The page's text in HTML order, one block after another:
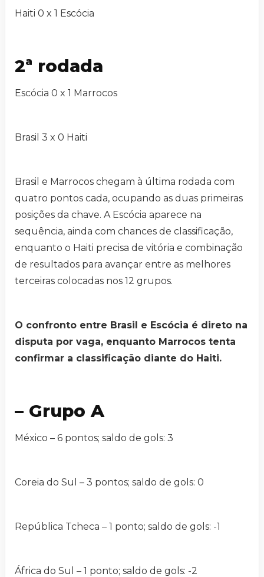
Haiti 0 x 1 Escócia
2ª rodada
Escócia 0 x 1 Marrocos
Brasil 3 x 0 Haiti
Brasil e Marrocos chegam à última rodada com
quatro pontos cada, ocupando as duas primeiras
posições da chave. A Escócia aparece na
sequência, ainda com chances de classificação,
enquanto o Haiti precisa de vitória e combinação
de resultados para avançar entre as melhores
terceiras colocadas nos 12 grupos.
O confronto entre Brasil e Escócia é direto na
disputa por vaga, enquanto Marrocos tenta
confirmar a classificação diante do Haiti.
– Grupo A
México – 6 pontos; saldo de gols: 3
Coreia do Sul – 3 pontos; saldo de gols: 0
República Tcheca – 1 ponto; saldo de gols: -1
África do Sul – 1 ponto; saldo de gols: -2